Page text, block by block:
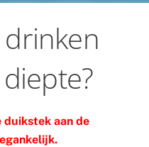
drinken
duikstek aan de